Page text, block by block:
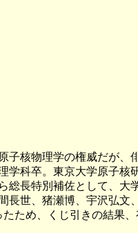
核物理学の権威だが、
科卒。東京大学原子
長特別補佐として、
世、猪瀬博、宇沢弘
ため、くじ引きの結果